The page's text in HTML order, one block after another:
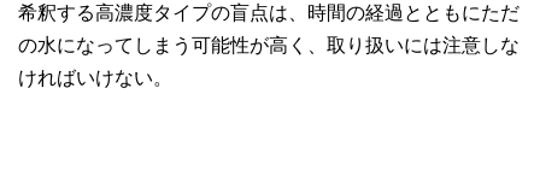
希釈する高濃度タイプの盲点は、時間の経過とともにただ
の水になってしまう可能性が高く、取り扱いには注意しな
ければいけない。